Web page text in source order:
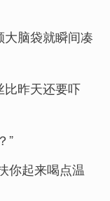
脑袋就瞬间凑
比昨天还要吓
”
你起来喝点温